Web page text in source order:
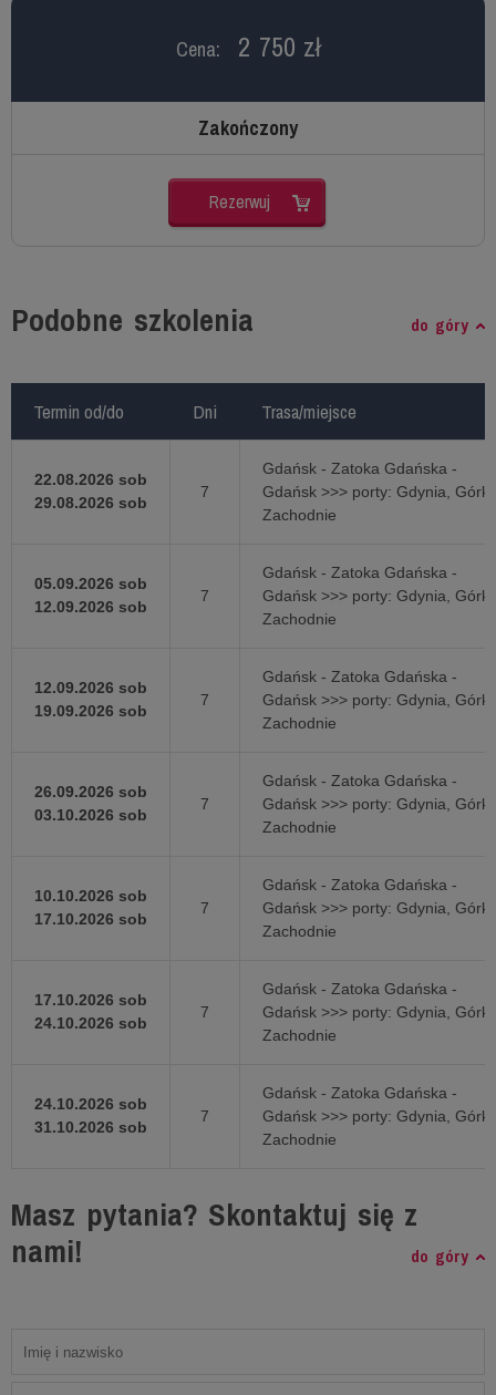
Cena: 2 750 zł
Zakończony
Rezerwuj
Podobne szkolenia do góry
Termin od/do Dni Trasa/miejsce
22.08.2026 sob
29.08.2026 sob
7
Gdańsk - Zatoka Gdańska -
Gdańsk >>> porty: Gdynia, Górki
Zachodnie
05.09.2026 sob
12.09.2026 sob
7
Gdańsk - Zatoka Gdańska -
Gdańsk >>> porty: Gdynia, Górki
Zachodnie
12.09.2026 sob
19.09.2026 sob
7
Gdańsk - Zatoka Gdańska -
Gdańsk >>> porty: Gdynia, Górki
Zachodnie
26.09.2026 sob
03.10.2026 sob
7
Gdańsk - Zatoka Gdańska -
Gdańsk >>> porty: Gdynia, Górki
Zachodnie
10.10.2026 sob
17.10.2026 sob
7
Gdańsk - Zatoka Gdańska -
Gdańsk >>> porty: Gdynia, Górki
Zachodnie
17.10.2026 sob
24.10.2026 sob
7
Gdańsk - Zatoka Gdańska -
Gdańsk >>> porty: Gdynia, Górki
Zachodnie
24.10.2026 sob
31.10.2026 sob
7
Gdańsk - Zatoka Gdańska -
Gdańsk >>> porty: Gdynia, Górki
Zachodnie
Termin od/do Dni Trasa/miejsce
Masz pytania? Skontaktuj się z
nami!
do góry